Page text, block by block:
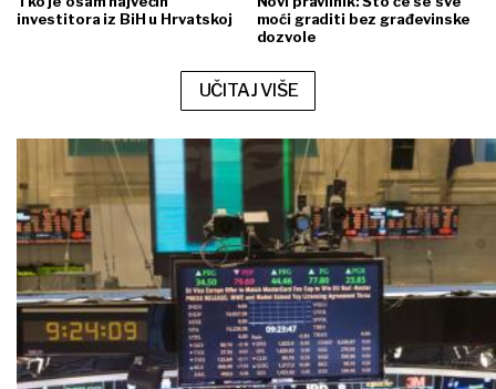
investitora iz BiH u Hrvatskoj
moći graditi bez građevinske
dozvole
UČITAJ VIŠE